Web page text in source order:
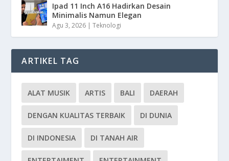
Ipad 11 Inch A16 Hadirkan Desain
Minimalis Namun Elegan
Agu 3, 2026 |Teknologi
ARTIKEL TAG
ALAT MUSIK ARTIS BALI DAERAH
DENGAN KUALITAS TERBAIK DI DUNIA
DI INDONESIA DI TANAH AIR